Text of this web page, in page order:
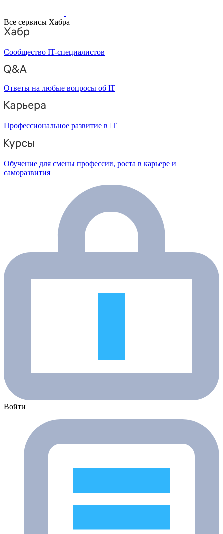
Все сервисы Хабра
Сообщество IT-специалистов
Ответы на любые вопросы об IT
Профессиональное развитие в IT
Обучение для смены профессии, роста в карьере и
саморазвития
Войти